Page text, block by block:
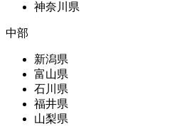
神奈川県
中部
新潟県
富山県
石川県
福井県
山梨県